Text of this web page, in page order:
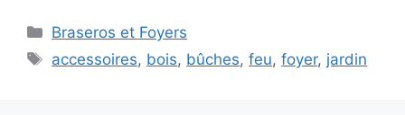
Catégories
Braseros et Foyers
Étiquettes
accessoires, bois, bûches,feu,foyer, jardin